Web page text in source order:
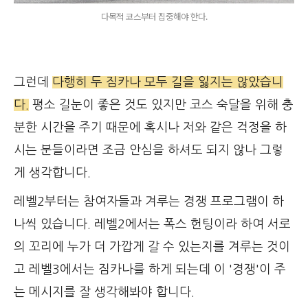
다목적 코스부터 집중해야 한다.
그런데 다행히 두 짐카나 모두 길을 잃지는 않았습니
다. 평소 길눈이 좋은 것도 있지만 코스 숙달을 위해 충
분한 시간을 주기 때문에 혹시나 저와 같은 걱정을 하
시는 분들이라면 조금 안심을 하셔도 되지 않나 그렇
게 생각합니다.
레벨2부터는 참여자들과 겨루는 경쟁 프로그램이 하
나씩 있습니다. 레벨2에서는 폭스 헌팅이라 하여 서로
의 꼬리에 누가 더 가깝게 갈 수 있는지를 겨루는 것이
고 레벨3에서는 짐카나를 하게 되는데 이 '경쟁'이 주
는 메시지를 잘 생각해봐야 합니다.